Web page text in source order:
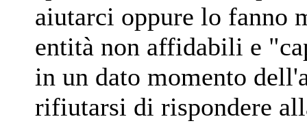
aiutarci oppure lo fanno
entità non affidabili e
in un dato momento
rifiutarsi di rispondere